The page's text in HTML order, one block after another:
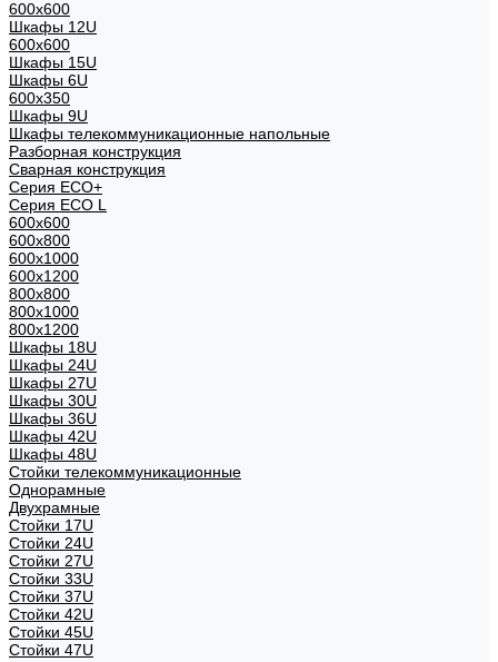
600x600
Шкафы 12U
600x600
Шкафы 15U
Шкафы 6U
600x350
Шкафы 9U
Шкафы телекоммуникационные напольные
Разборная конструкция
Сварная конструкция
Серия ECO+
Серия ECO L
600x600
600x800
600х1000
600х1200
800x800
800х1000
800х1200
Шкафы 18U
Шкафы 24U
Шкафы 27U
Шкафы 30U
Шкафы 36U
Шкафы 42U
Шкафы 48U
Стойки телекоммуникационные
Однорамные
Двухрамные
Стойки 17U
Стойки 24U
Стойки 27U
Стойки 33U
Стойки 37U
Стойки 42U
Стойки 45U
Стойки 47U